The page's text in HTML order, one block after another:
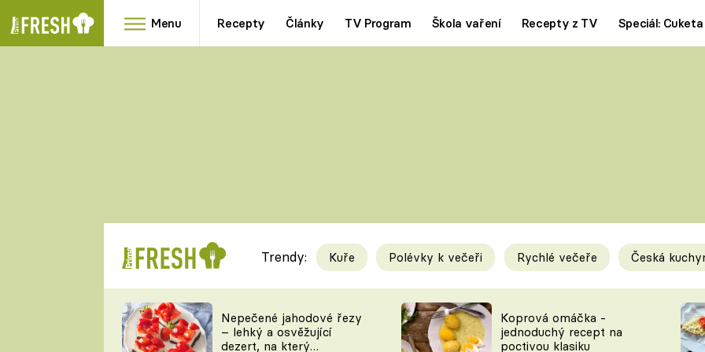
Menu Recepty Články TV Program Škola vaření Recepty z TV Speciál: Cuketa
RYCHLOVKY
Videorecepty
TEĎ VAŘÍ ŠÉF!
Tipy a triky
KAM ZA JÍDLEM
Trendy: Kuře Polévky k večeři Rychlé večeře Česká
Nepečené jahodové řezy
– lehký a osvěžující
dezert, na který
Koprová omáčka -
jednoduchý recept na
poctivou klasiku